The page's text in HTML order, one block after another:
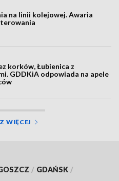
na linii kolejowej. Awaria
korków, Łubienica z
GDDKiA odpowiada na apele
WIĘCEJ
/ GDAŃSK /